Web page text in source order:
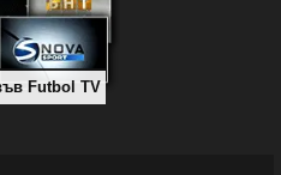
Futbol TV